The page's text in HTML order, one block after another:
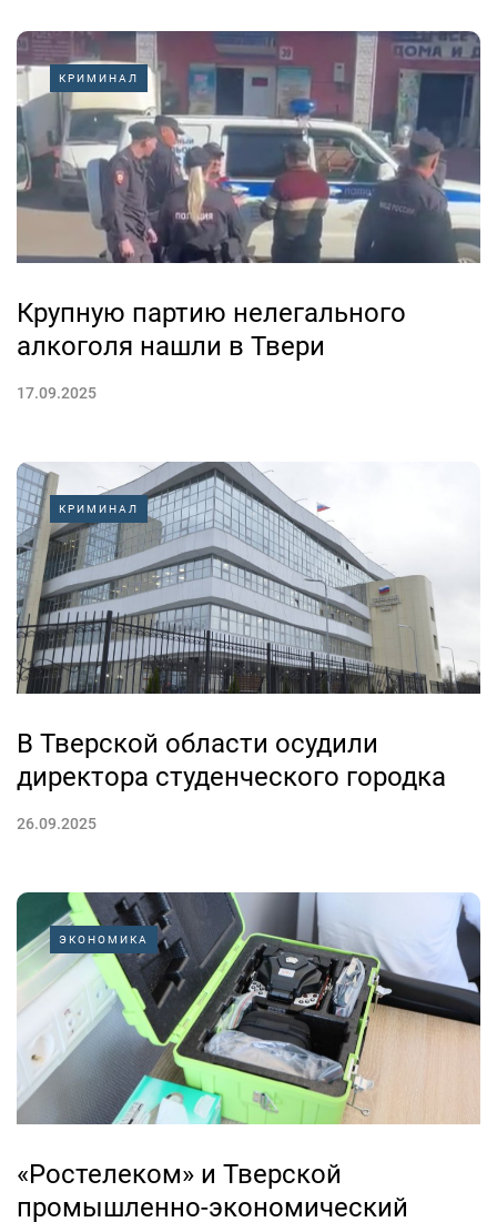
КРИМИНАЛ
Крупную партию нелегального
алкоголя нашли в Твери
17.09.2025
КРИМИНАЛ
В Тверской области осудили
директора студенческого городка
26.09.2025
ЭКОНОМИКА
«Ростелеком» и Тверской
промышленно-экономический